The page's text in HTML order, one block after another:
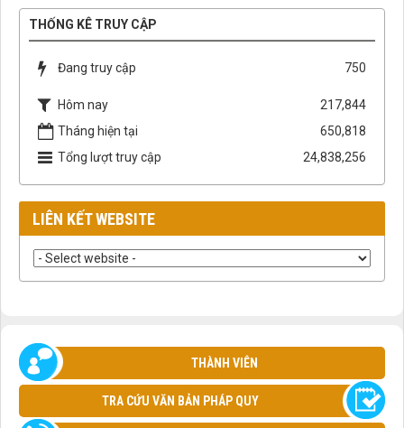
THỐNG KÊ TRUY CẬP
Đang truy cập 750
Hôm nay
217,844
Tháng hiện tại
650,818
Tổng lượt truy cập
24,838,256
LIÊN KẾT WEBSITE
THÀNH VIÊN
TRA CỨU VĂN BẢN PHÁP QUY